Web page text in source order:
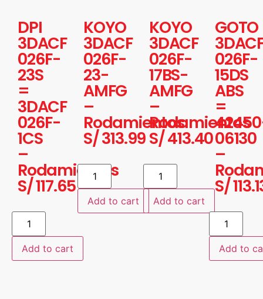
DPI
3DACF
026F-
23S
=
3DACF
026F-
1CS
–
Rodamientos
S/117.65
Add to cart
KOYO
3DACF
026F-
23-
AMFG
–
Rodamientos
S/313.99
Add to cart
KOYO
3DACF
026F-
17BS-
AMFG
–
Rodamientos
S/413.40
Add to cart
GOTO
026F-
15DS
ABS
=
06130
–
S/
Add to